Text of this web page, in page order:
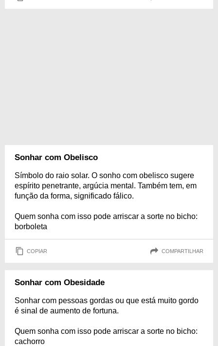
Sonhar com Obelisco
Símbolo do raio solar. O sonho com obelisco sugere
espírito penetrante, argúcia mental. Também tem, em
função da forma, significado fálico.
Quem sonha com isso pode arriscar a sorte no bicho:
borboleta
COPIAR COMPARTILHAR
Sonhar com Obesidade
Sonhar com pessoas gordas ou que está muito gordo
é sinal de aumento de fortuna.
Quem sonha com isso pode arriscar a sorte no bicho:
cachorro